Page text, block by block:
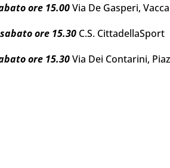
ore 15.00Via De Gasperi,
sabatoore 15.30 C.S. CittadellaSport
ore 15.30Via Dei Contarini,